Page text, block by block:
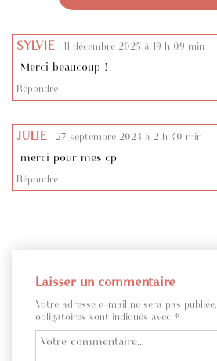
SYLVIE 11 décembre 2025 à 19 h 09 min
Merci beaucoup !
Répondre
JULIE 27 septembre 2023 à 2 h 40 min
merci pour mes cp
Répondre
Laisser un commentaire
Votre adresse e-mail ne sera pas publiée.
obligatoires sont indiqués avec *